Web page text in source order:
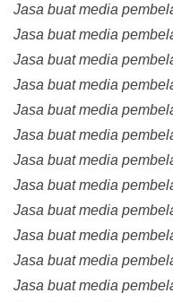
Jasa buat media
Jasa buat media
Jasa buat media
Jasa buat media
Jasa buat media
Jasa buat media
Jasa buat media
Jasa buat media
Jasa buat media
Jasa buat media
Jasa buat media
Jasa buat media